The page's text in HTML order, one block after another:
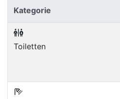
Kategorie
Toiletten